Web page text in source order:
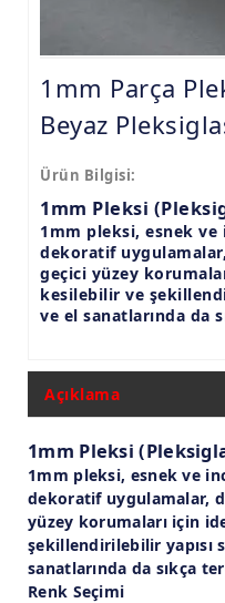
1mm Parça
Beyaz
Ürün Bilgisi:
1mm Pleksi
1mm pleksi, esnek ve
dekoratif
geçici yüzey
kesilebilir ve
ve el sanatlarında da
Açıklama
1mm Pleksi
1mm pleksi, esnek ve
dekoratif uygulamalar,
yüzey korumaları için
şekillendirilebilir yapısı
sanatlarında da sıkça
Renk Seçimi